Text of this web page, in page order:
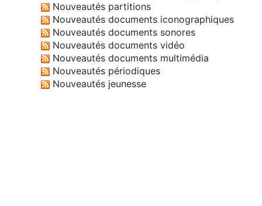
Nouveautés partitions
Nouveautés documents iconographiques
Nouveautés documents sonores
Nouveautés documents vidéo
Nouveautés documents multimédia
Nouveautés périodiques
Nouveautés jeunesse